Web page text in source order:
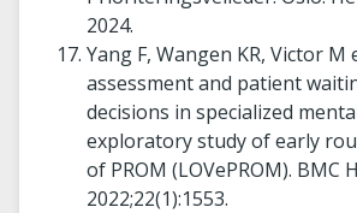
2024.
Yang F, Wangen KR, Victor M
assessment and patient
decisions in specialized
exploratory study of early
of PROM (LOVePROM). BMC
2022;22(1):1553.